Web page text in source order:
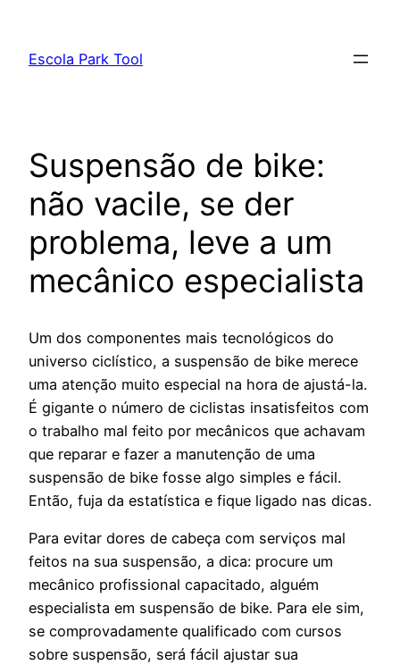
Escola Park Tool
Suspensão de bike:
não vacile, se der
problema, leve a um
mecânico especialista
Um dos componentes mais tecnológicos do
universo ciclístico, a suspensão de bike merece
uma atenção muito especial na hora de ajustá-la.
É gigante o número de ciclistas insatisfeitos com
o trabalho mal feito por mecânicos que achavam
que reparar e fazer a manutenção de uma
suspensão de bike fosse algo simples e fácil.
Então, fuja da estatística e fique ligado nas dicas.
Para evitar dores de cabeça com serviços mal
feitos na sua suspensão, a dica: procure um
mecânico profissional capacitado, alguém
especialista em suspensão de bike. Para ele sim,
se comprovadamente qualificado com cursos
sobre suspensão, será fácil ajustar sua